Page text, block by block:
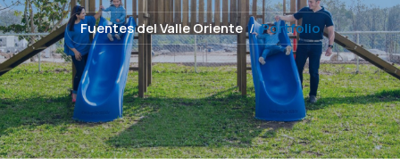
Fuentes del Valle Oriente Portfolio